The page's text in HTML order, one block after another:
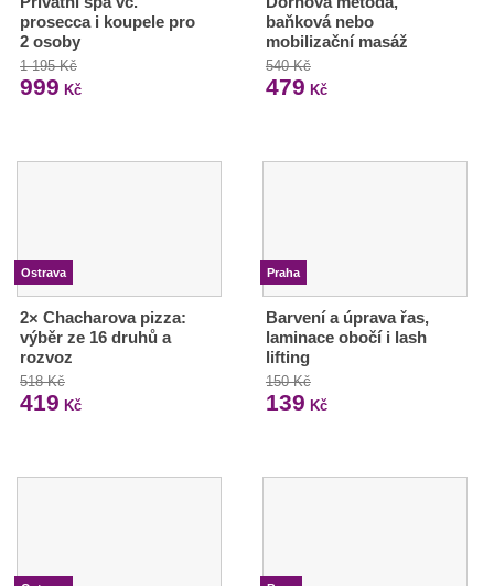
prosecca i koupele pro
2 osoby
1 195 Kč
999 Kč
baňková nebo
mobilizační masáž
540 Kč
479 Kč
Ostrava
2× Chacharova pizza:
výběr ze 16 druhů a
rozvoz
518 Kč
419 Kč
Praha
Barvení a úprava řas,
laminace obočí i lash
lifting
150 Kč
139 Kč